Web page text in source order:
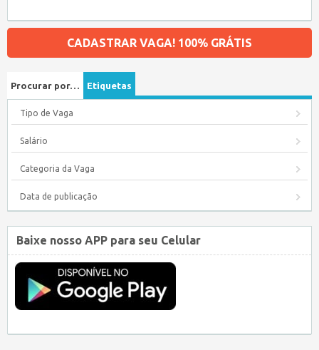
CADASTRAR VAGA! 100% GRÁTIS
Procurar por… Etiquetas
Tipo de Vaga
Salário
Categoria da Vaga
Data de publicação
Baixe nosso APP para seu Celular